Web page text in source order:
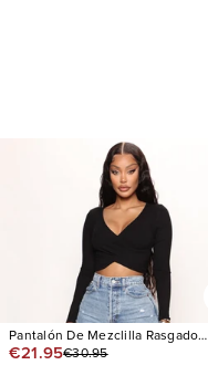
Pantalón De Mezclilla Rasgado
Pierna Recta Topanga 90's
€21.95€30.95